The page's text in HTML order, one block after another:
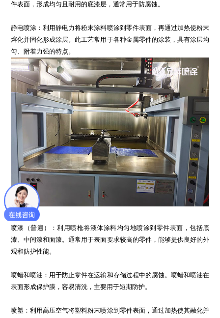
件表面，形成均匀且耐用的底漆层，通常用于防腐蚀。
静电喷涂：利用静电力将粉末涂料喷涂到零件表面，再通过加热使粉末
熔化并固化形成涂层。此工艺常用于各种金属零件的涂装，具有涂层均
匀、附着力强的特点。
喷漆（普遍）：利用喷枪将液体涂料均匀地喷涂到零件表面，包括底
漆、中间漆和面漆。通常用于表面要求较高的零件，能够提供良好的外
观和防护性能。
喷蜡和喷油：用于防止零件在运输和存储过程中的腐蚀。喷蜡和喷油在
表面形成保护膜，容易清洗，主要用于短期防护。
喷塑：利用高压空气将塑料粉末喷涂到零件表面，通过加热使其融化并